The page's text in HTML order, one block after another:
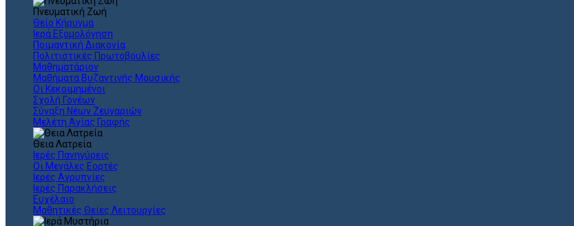
Πνευματική Ζωή
Θείο Κήρυγμα
Ιερά Εξομολόγηση
Ποιμαντική Διακονία
Πολιτιστικές Πρωτοβουλίες
Μαθηματάριον
Μαθήματα Βυζαντινής Μουσικής
Οι Κεκοιμημένοι
Σχολή Γονέων
Σύναξη Νέων Ζευγαριών
Μελέτη Αγίας Γραφής
Θεια Λατρεία
Ιερές Πανηγύρεις
Οι Μεγάλες Εορτές
Ιερές Αγρυπνίες
Ιερές Παρακλήσεις
Ευχέλαιο
Μαθητικές Θείες Λειτουργίες